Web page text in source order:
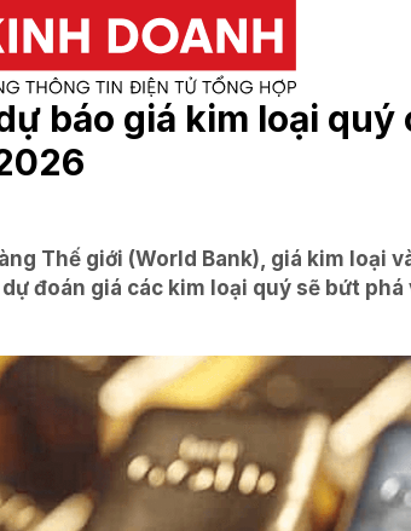
báo giá kim loại
Thế giới (World Bank), giá kim loại
đoán giá các kim loại quý sẽ bứt